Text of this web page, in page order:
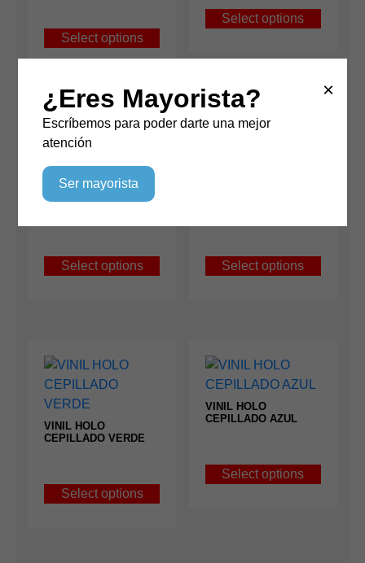
Select options
Select options
VINIL HOLO
Select options Select options
VINIL HOLO
CEPILLADO VERDE
Select options
VINIL HOLO
CEPILLADO AZUL
Select options
×
¿Eres Mayorista?
Escríbemos para poder darte una mejor
atención
Ser mayorista